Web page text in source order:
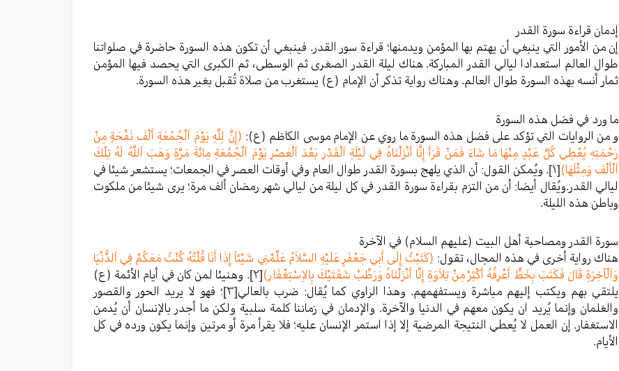
إدمان قراءة سورة القدر
إن من الأمور التي ينبغي أن يهتم بها المؤمن ويدمنها؛ قراءة سور القدر. فينبغي أن تكون هذه السورة حاضرة في صلواتنا
طوال العالم استعدادا ليالي القدر المباركة. هناك ليلة القدر الصغرى ثم الوسطى، ثم الكبرى التي يحصد فيها المؤمن
ثمار أنسه بهذه السورة طوال العالم. وهناك رواية تذكر أن الإمام (ع) يستغرب من صلاة تُقبل بغير هذه السورة.
ما ورد في فضل هذه السورة
و من الروايات التي تؤكد على فضل هذه السورة ما روي عن الإمام موسى الكاظم (ع): (إِنَّ لِلَّهِ يَوْمَ اَلْجُمُعَةِ أَلْفَ نَفْحَةٍ مِنْ
رَحْمَتِهِ يُعْطِي كُلَّ عَبْدٍ مِنْهَا مَا شَاءَ فَمَنْ قَرَأَ إِنَّا أَنْزَلْنَاهُ فِي لَيْلَةِ اَلْقَدْرِ بَعْدَ اَلْعَصْرِ يَوْمَ اَلْجُمُعَةِ مِائَةَ مَرَّةٍ وَهَبَ اَللَّهُ لَهُ تِلْكَ
اَلْأَلْفَ وَمِثْلَهَا)[١]
. ويُمكن القول: أن الذي يلهج بسورة القدر طوال العام وفي أوقات العصر في الجمعات؛ يستشعر شيئا في
ليالي القدر.ويُقال أيضا: أن من التزم بقراءة سورة القدر في كل ليلة من ليالي شهر رمضان ألف مرة؛ يرى شيئا من ملكوت
وباطن هذه الليلة.
سورة القدر ومصاحبة أهل البيت (عليهم السلام) في الآخرة
هناك رواية أخرى في هذه المجال، تقول: (كَتَبْتُ إِلَى أَبِي جَعْفَرٍ عَلَيْهِ السَّلاَمُ عَلِّمْنِي شَيْئاً إِذَا أَنَا قُلْتُهُ كُنْتُ مَعَكُمْ فِي اَلدُّنْيَا
وَاَلْآخِرَةِ قَالَ فَكَتَبَ بِخَطٍّ أَعْرِفُهُ أَكْثِرْ مِنْ تِلاَوَةِ إِنَّا أَنْزَلْنَاهُ وَرَطِّبْ شَفَتَيْكَ بِالاِسْتِغْفَارِ)[٢]
. وهنيئا لمن كان في أيام الأئمة (ع)
يلتقي بهم ويكتب إليهم مباشرة ويستفهمهم. وهذا الراوي كما يُقال: ضرب بالعالي[٣]
؛ فهو لا يريد الحور والقصور
والغلمان وإنما يُريد ان يكون معهم في الدنيا والآخرة. والإدمان في زماننا كلمة سلبية ولكن ما أجدر بالإنسان أن يُدمن
الاستغفار. إن العمل لا يُعطي النتيجة المرضية إلا إذا استمر الإنسان عليه؛ فلا يقرأ مرة أو مرتين وإنما يكون ورده في كل
الأيام.